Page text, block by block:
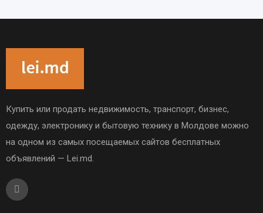
Купить или продать недвижимость, транспорт, бизнес,
одежду, электронику и бытовую технику в Молдове можно
на одном из самых посещаемых сайтов бесплатных
объявлений — Lei.md.